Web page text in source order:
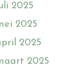
2025
2025
2025
2025